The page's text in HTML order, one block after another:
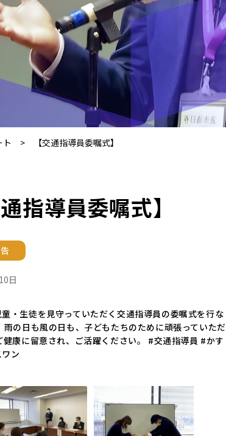
ト > 【交通指導員委嘱式】
通指導員委嘱式】
日
・生徒を見守っていただく交通指導員の委嘱式を行な
雨の日も風の日も、子どもたちのために頑張っていただ
健康に留意され、ご活躍ください。 #交通指導員 #かす
ン